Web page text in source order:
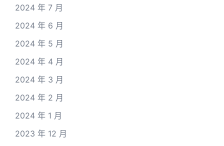
2024 年 7 月
2024 年 6 月
2024 年 5 月
2024 年 4 月
2024 年 3 月
2024 年 2 月
2024 年 1 月
2023 年 12 月